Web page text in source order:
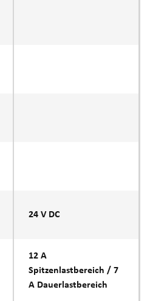
24 V DC
12 A
Spitzenlastbereich / 7
A Dauerlastbereich